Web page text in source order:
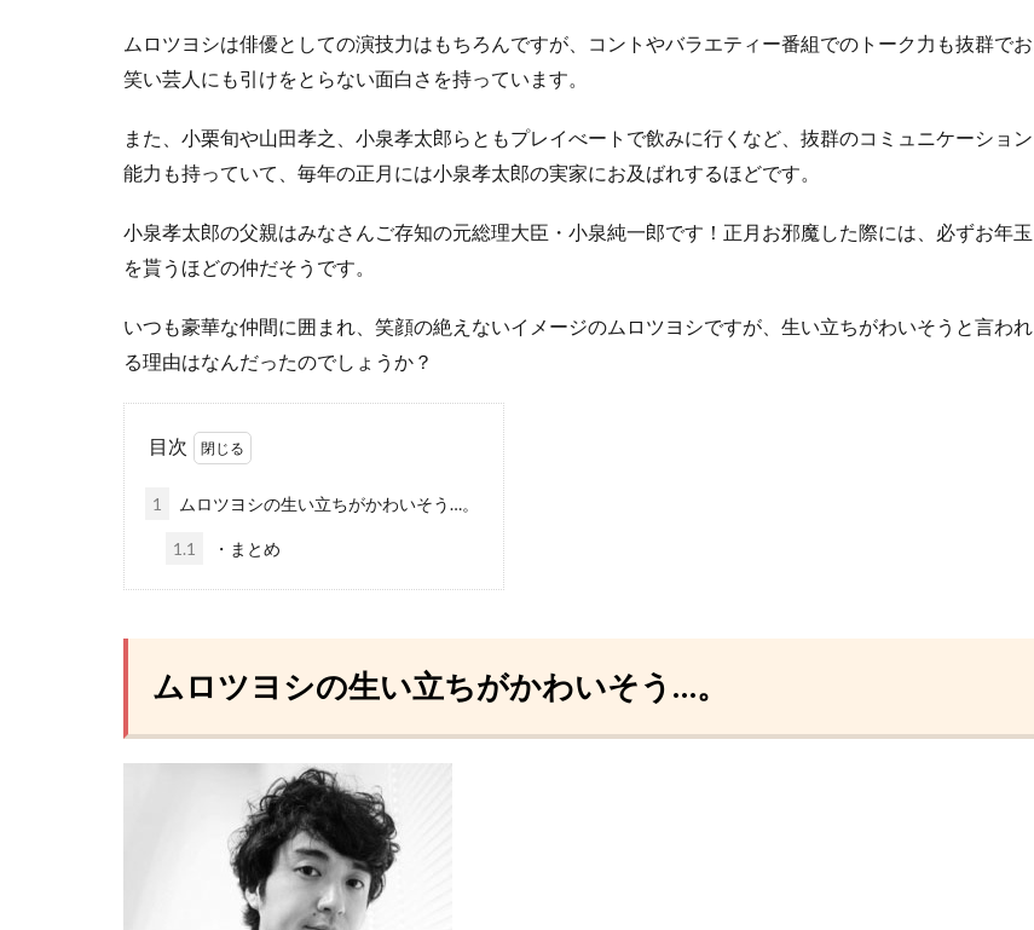
ムロツヨシは俳優としての演技力はもちろんですが、コントやバラエティー番組でのトーク力も抜群でお
笑い芸人にも引けをとらない面白さを持っています。
また、小栗旬や山田孝之、小泉孝太郎らともプレイべートで飲みに行くなど、抜群のコミュニケーション
能力も持っていて、毎年の正月には小泉孝太郎の実家にお及ばれするほどです。
小泉孝太郎の父親はみなさんご存知の元総理大臣・小泉純一郎です！正月お邪魔した際には、必ずお年玉
を貰うほどの仲だそうです。
いつも豪華な仲間に囲まれ、笑顔の絶えないイメージのムロツヨシですが、生い立ちがわいそうと言われ
る理由はなんだったのでしょうか？
目次
1 ムロツヨシの生い立ちがかわいそう…。
1.1 ・まとめ
ムロツヨシの生い立ちがかわいそう…。